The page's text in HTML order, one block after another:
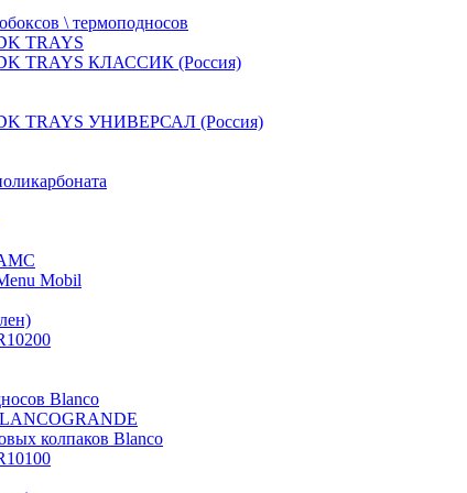
\ термоподносов
TRAYS
DK TRAYS КЛАССИК (Россия)
DK TRAYS УНИВЕРСАЛ (Россия)
Mobil
Blanco
колпаков Blanco